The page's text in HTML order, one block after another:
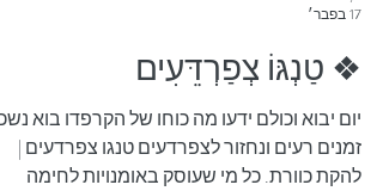
17 בפבר׳
❖ טַנְגּוֹ צְפַרְדֵּעִים
יום יבוא וכולם ידעו מה כוחו של הקרפדו בוא